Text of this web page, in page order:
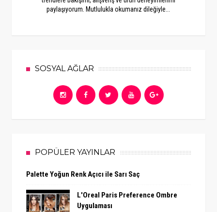
paylaşıyorum. Mutlulukla okumanız dileğiyle...
SOSYAL AĞLAR
POPÜLER YAYINLAR
Palette Yoğun Renk Açıcı ile Sarı Saç
L'Oreal Paris Preference Ombre
Uygulaması